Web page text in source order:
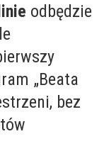
odbędzie
„Beata
bez